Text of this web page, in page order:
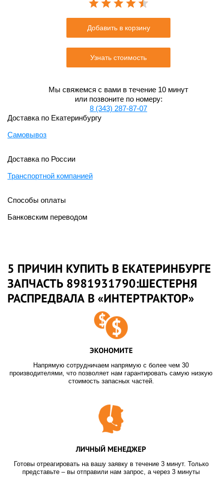
Добавить в корзину
Узнать стоимость
Мы свяжемся с вами в течение 10 минут
или позвоните по номеру:
8 (343) 287-87-07
Доставка по Екатеринбургу
Самовывоз
Доставка по России
Транспортной компанией
Способы оплаты
Банковским переводом
5 ПРИЧИН КУПИТЬ В ЕКАТЕРИНБУРГЕ
ЗАПЧАСТЬ 8981931790:ШЕСТЕРНЯ
РАСПРЕДВАЛА В «ИНТЕРТРАКТОР»
ЭКОНОМИТЕ
Напрямую сотрудничаем напрямую с более чем 30
производителями, что позволяет нам гарантировать самую низкую
стоимость запасных частей.
ЛИЧНЫЙ МЕНЕДЖЕР
Готовы отреагировать на вашу заявку в течение 3 минут. Только
представьте – вы отправили нам запрос, а через 3 минуты